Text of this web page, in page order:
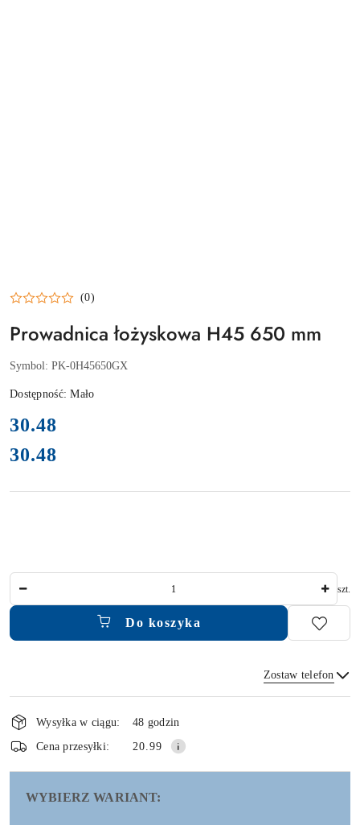
(0)
Prowadnica łożyskowa H45 650 mm
Symbol: PK-0H45650GX
Dostępność:Mało
cena:
30.48
Cena:
30.48
szt.
Do koszyka
Zostaw telefon
Wyślij
Dostępność
i
dostawa
Wysyłka w ciągu:
48 godzin
Cena przesyłki:
20.99
WYBIERZ WARIANT: